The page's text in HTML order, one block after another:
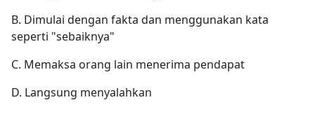
B. Dimulai dengan fakta dan menggunakan kata
seperti "sebaiknya"
C. Memaksa orang lain menerima pendapat
D. Langsung menyalahkan